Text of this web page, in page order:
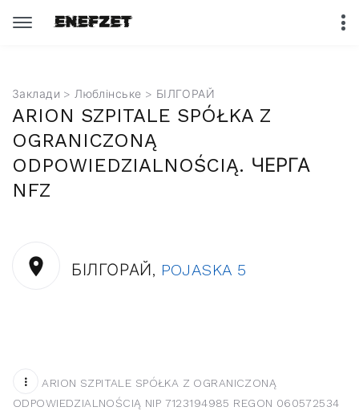
Заклади > Люблінське > БІЛГОРАЙ
ARION SZPITALE SPÓŁKA Z
OGRANICZONĄ
ODPOWIEDZIALNOŚCIĄ. ЧЕРГА
NFZ
БІЛГОРАЙ, POJASKA 5
ARION SZPITALE SPÓŁKA Z OGRANICZONĄ
ODPOWIEDZIALNOŚCIĄ NIP 7123194985 REGON 060572534